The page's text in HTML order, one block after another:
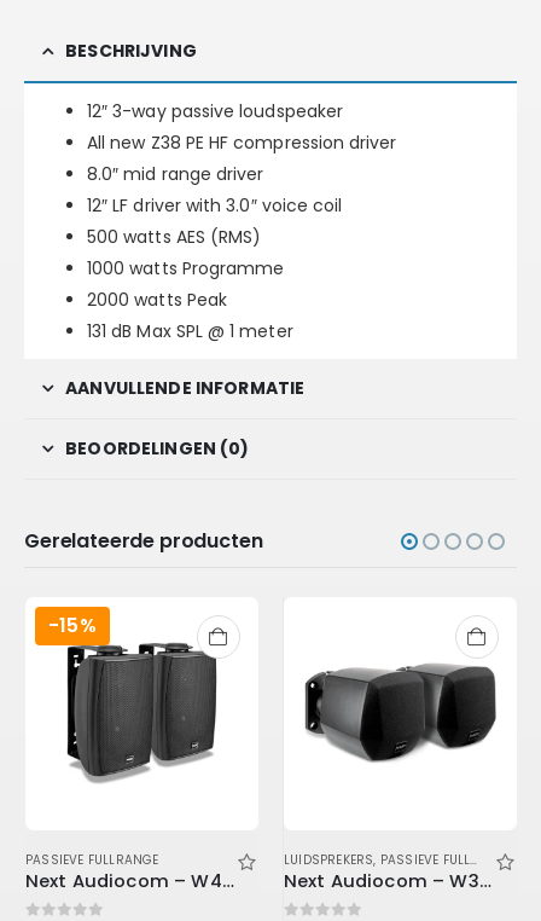
BESCHRIJVING
12″ 3-way passive loudspeaker
All new Z38 PE HF compression driver
8.0″ mid range driver
12″ LF driver with 3.0″ voice coil
500 watts AES (RMS)
1000 watts Programme
2000 watts Peak
131 dB Max SPL @ 1 meter
AANVULLENDE INFORMATIE
BEOORDELINGEN (0)
Gerelateerde producten
-15%
PASSIEVE FULLRANGE
Next Audiocom – W4 black (pair)
LUIDSPREKERS, PASSIEVE FULLRANGE
Next Audiocom – W3 (Pair)